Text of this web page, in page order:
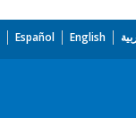
English
Español